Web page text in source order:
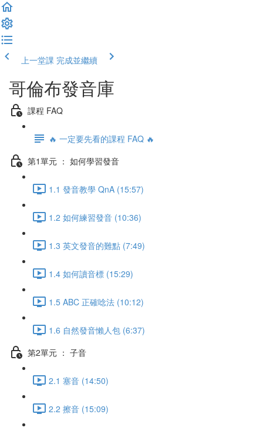
上一堂課 完成並繼續
哥倫布發音庫
課程 FAQ
🔥 一定要先看的課程 FAQ 🔥
第1單元 ： 如何學習發音
1.1 發音教學 QnA (15:57)
1.2 如何練習發音 (10:36)
1.3 英文發音的難點 (7:49)
1.4 如何讀音標 (15:29)
1.5 ABC 正確唸法 (10:12)
1.6 自然發音懶人包 (6:37)
第2單元 ： 子音
2.1 塞音 (14:50)
2.2 擦音 (15:09)